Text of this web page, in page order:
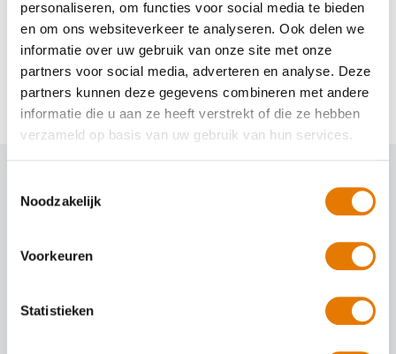
personaliseren, om functies voor social media te bieden
en om ons websiteverkeer te analyseren. Ook delen we
informatie over uw gebruik van onze site met onze
partners voor social media, adverteren en analyse. Deze
partners kunnen deze gegevens combineren met andere
informatie die u aan ze heeft verstrekt of die ze hebben
verzameld op basis van uw gebruik van hun services.
Noodzakelijk
Voorkeuren
Statistieken
Schadevrij de herfst door: 4 tips